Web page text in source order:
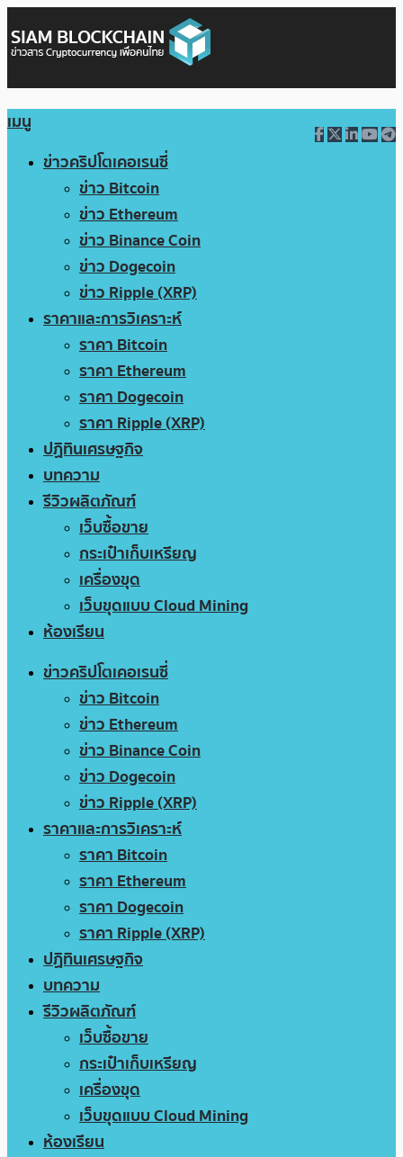
เมนู
ข่าวคริปโตเคอเรนซี่
ข่าว Bitcoin
ข่าว Ethereum
ข่าว Binance Coin
ข่าว Dogecoin
ข่าว Ripple (XRP)
ราคาและการวิเคราะห์
ราคา Bitcoin
ราคา Ethereum
ราคา Dogecoin
ราคา Ripple (XRP)
ปฏิทินเศรษฐกิจ
บทความ
รีวิวผลิตภัณฑ์
เว็บซื้อขาย
กระเป๋าเก็บเหรียญ
เครื่องขุด
เว็บขุดแบบ Cloud Mining
ห้องเรียน
ข่าวคริปโตเคอเรนซี่
ข่าว Bitcoin
ข่าว Ethereum
ข่าว Binance Coin
ข่าว Dogecoin
ข่าว Ripple (XRP)
ราคาและการวิเคราะห์
ราคา Bitcoin
ราคา Ethereum
ราคา Dogecoin
ราคา Ripple (XRP)
ปฏิทินเศรษฐกิจ
บทความ
รีวิวผลิตภัณฑ์
เว็บซื้อขาย
กระเป๋าเก็บเหรียญ
เครื่องขุด
เว็บขุดแบบ Cloud Mining
ห้องเรียน